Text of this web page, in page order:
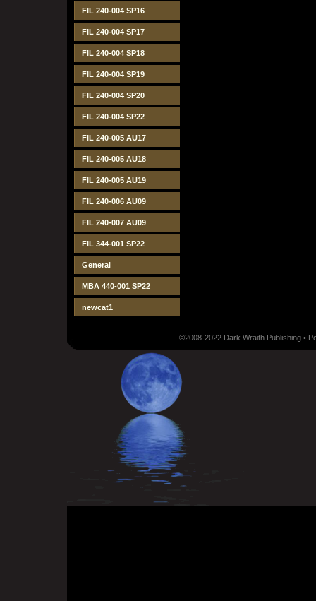
FIL 240-004 SP16
FIL 240-004 SP17
FIL 240-004 SP18
FIL 240-004 SP19
FIL 240-004 SP20
FIL 240-004 SP22
FIL 240-005 AU17
FIL 240-005 AU18
FIL 240-005 AU19
FIL 240-006 AU09
FIL 240-007 AU09
FIL 344-001 SP22
General
MBA 440-001 SP22
newcat1
©2008-2022 Dark Wraith Publishing •